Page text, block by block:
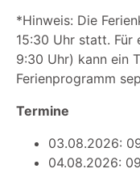
*Hinweis: Die
15:30 Uhr statt. Für
9:30 Uhr) kann ein
Ferienprogramm
Termine
03.08.2026:
04.08.2026: